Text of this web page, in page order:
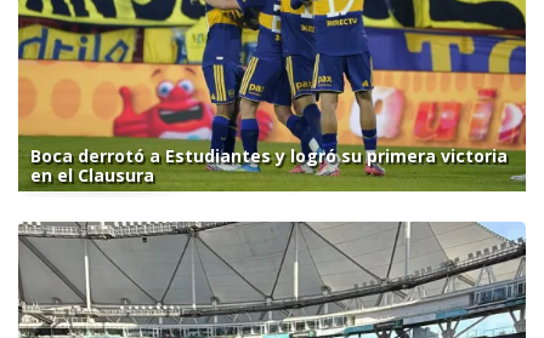
Boca derrotó a Estudiantes y logró su primera victoria
en el Clausura